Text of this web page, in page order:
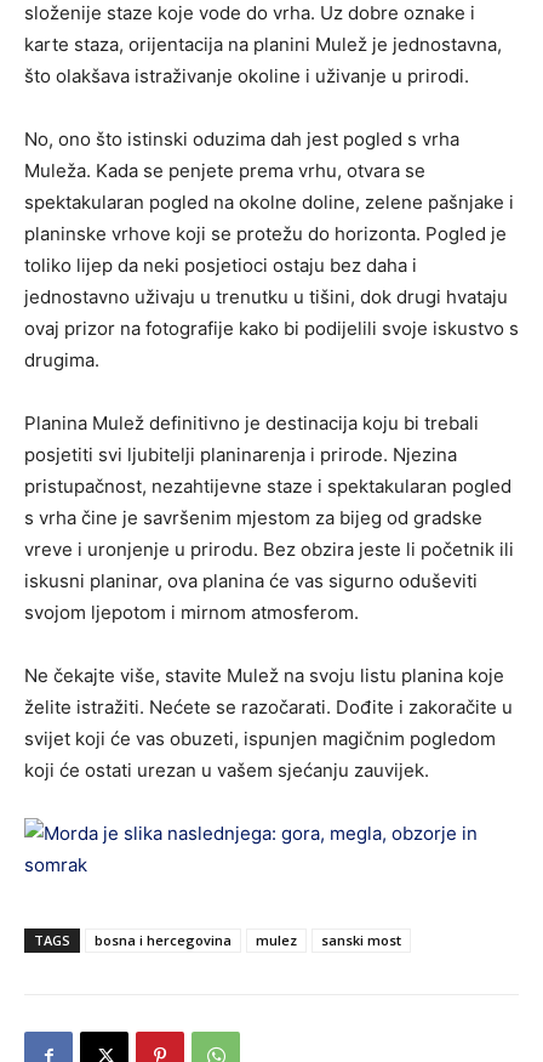
složenije staze koje vode do vrha. Uz dobre oznake i
karte staza, orijentacija na planini Mulež je jednostavna,
što olakšava istraživanje okoline i uživanje u prirodi.
No, ono što istinski oduzima dah jest pogled s vrha
Muleža. Kada se penjete prema vrhu, otvara se
spektakularan pogled na okolne doline, zelene pašnjake i
planinske vrhove koji se protežu do horizonta. Pogled je
toliko lijep da neki posjetioci ostaju bez daha i
jednostavno uživaju u trenutku u tišini, dok drugi hvataju
ovaj prizor na fotografije kako bi podijelili svoje iskustvo s
drugima.
Planina Mulež definitivno je destinacija koju bi trebali
posjetiti svi ljubitelji planinarenja i prirode. Njezina
pristupačnost, nezahtijevne staze i spektakularan pogled
s vrha čine je savršenim mjestom za bijeg od gradske
vreve i uronjenje u prirodu. Bez obzira jeste li početnik ili
iskusni planinar, ova planina će vas sigurno oduševiti
svojom ljepotom i mirnom atmosferom.
Ne čekajte više, stavite Mulež na svoju listu planina koje
želite istražiti. Nećete se razočarati. Dođite i zakoračite u
svijet koji će vas obuzeti, ispunjen magičnim pogledom
koji će ostati urezan u vašem sjećanju zauvijek.
TAGS bosna i hercegovina mulez sanski most